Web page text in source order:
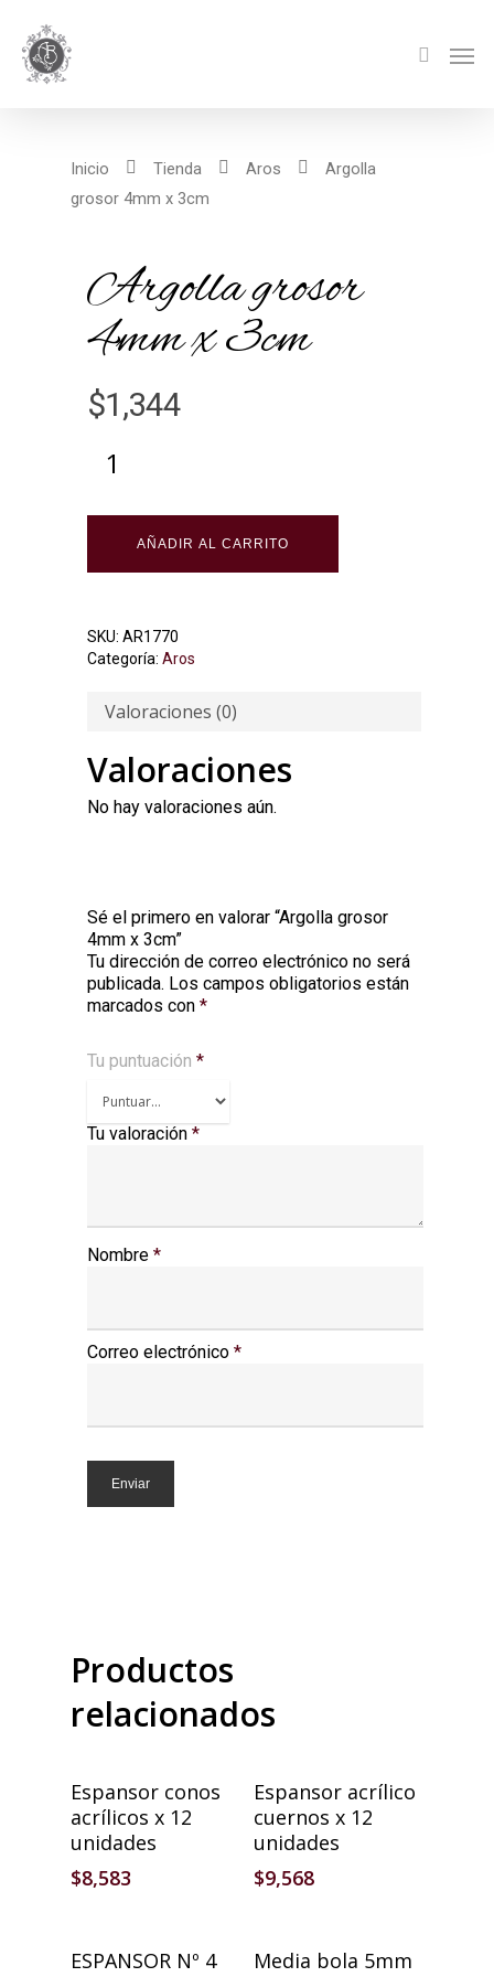
Inicio Tienda Aros
Argolla
grosor 4mm x 3cm
Argolla grosor
4mm x 3cm
$1,344
AÑADIR AL CARRITO
SKU: AR1770
Categoría: Aros
Valoraciones (0)
Valoraciones
No hay valoraciones aún.
Sé el primero en valorar “Argolla grosor
4mm x 3cm”
Tu dirección de correo electrónico no será
publicada. Los campos obligatorios están
marcados con *
Tu puntuación *
Tu valoración *
Nombre *
Correo electrónico *
Alternative:
Productos
relacionados
Espansor conos
acrílicos x 12
unidades
$8,583
Añadir Al Carrito
Espansor acrílico
cuernos x 12
unidades
$9,568
ESPANSOR Nº 4
Añadir Al Carrito
Media bola 5mm